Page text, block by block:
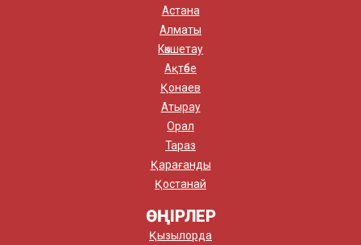
Астана
Алматы
Көкшетау
Ақтөбе
Қонаев
Атырау
Орал
Тараз
Қарағанды
Қостанай
ӨҢІРЛЕР
Қызылорда